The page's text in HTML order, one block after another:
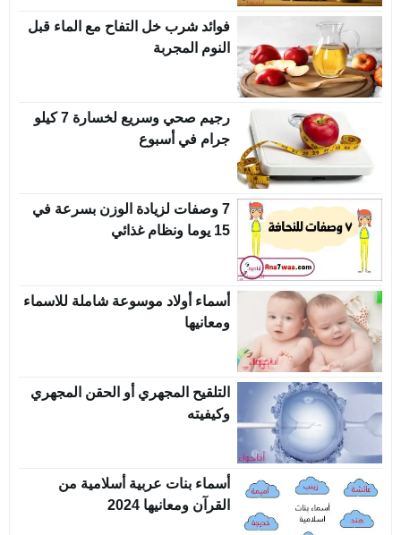
فوائد شرب خل التفاح مع الماء قبل
النوم المجربة
رجيم صحي وسريع لخسارة 7 كيلو
جرام في أسبوع
7 وصفات لزيادة الوزن بسرعة في
15 يوما ونظام غذائي
أسماء أولاد موسوعة شاملة للاسماء
ومعانيها
التلقيح المجهري أو الحقن المجهري
وكيفيته
أسماء بنات عربية أسلامية من
القرآن ومعانيها 2024